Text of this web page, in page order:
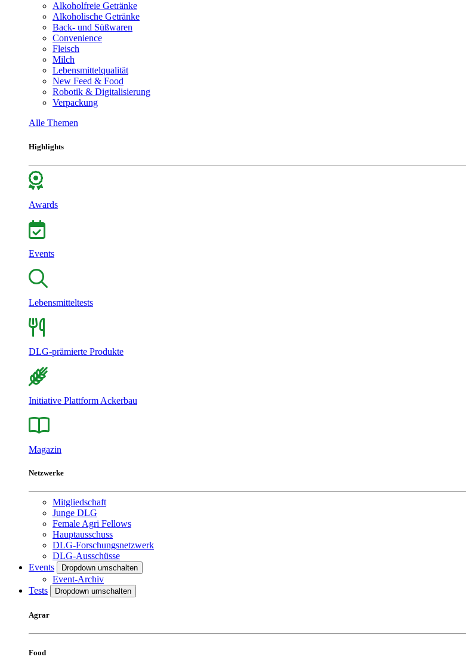
Alkoholfreie Getränke
Alkoholische Getränke
Back- und Süßwaren
Convenience
Fleisch
Milch
Lebensmittelqualität
New Feed & Food
Robotik & Digitalisierung
Verpackung
Alle Themen
Highlights
Awards
Events
Lebensmitteltests
DLG-prämierte Produkte
Initiative Plattform Ackerbau
Magazin
Netzwerke
Mitgliedschaft
Junge DLG
Female Agri Fellows
Hauptausschuss
DLG-Forschungsnetzwerk
DLG-Ausschüsse
Events
Dropdown umschalten
Event-Archiv
Tests
Dropdown umschalten
Agrar
Food